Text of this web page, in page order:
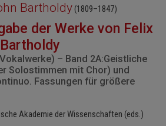
Bartholdy (1809–1847)
der Werke von Felix
– Band 2A:Geistliche
Solostimmen mit Chor) und
Fassungen für größere
Akademie der Wissenschaften (eds.)